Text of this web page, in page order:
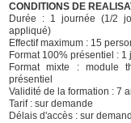
CONDITIONS DE
Durée : 1 journée (1/2
appliqué)
Effectif maximum : 15
Format 100% présentiel :
Format mixte : module
présentiel
Validité de la formation : 7
Tarif : sur demande
Délais d'accès : sur